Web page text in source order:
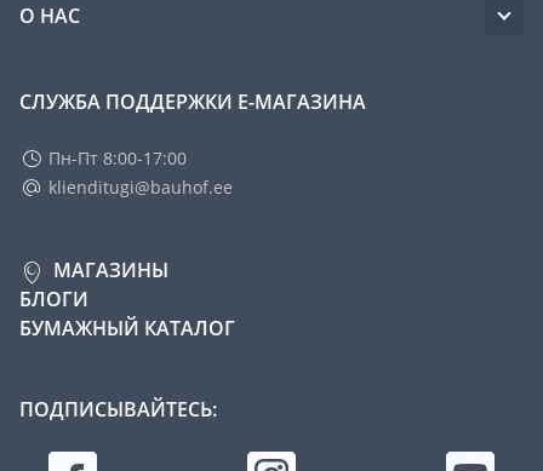
О НАС
СЛУЖБА ПОДДЕРЖКИ Е-МАГАЗИНА
Пн-Пт 8:00-17:00
klienditugi@bauhof.ee
МАГАЗИНЫ
БЛОГИ
БУМАЖНЫЙ КАТАЛОГ
ПОДПИСЫВАЙТЕСЬ: